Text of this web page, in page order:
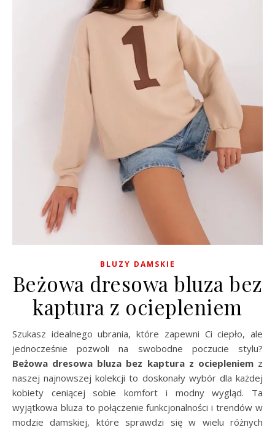
BLUZY DAMSKIE
Beżowa dresowa bluza bez
kaptura z ociepleniem
Szukasz idealnego ubrania, które zapewni Ci ciepło, ale
jednocześnie pozwoli na swobodne poczucie stylu?
Beżowa dresowa bluza bez kaptura z ociepleniemz
naszej najnowszej kolekcji to doskonały wybór dla każdej
kobiety ceniącej sobie komfort i modny wygląd. Ta
wyjątkowa bluza to połączenie funkcjonalności i trendów w
modzie damskiej, które sprawdzi się w wielu różnych